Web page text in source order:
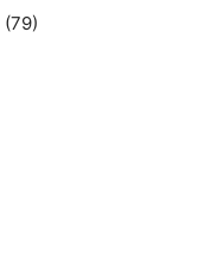
(79)